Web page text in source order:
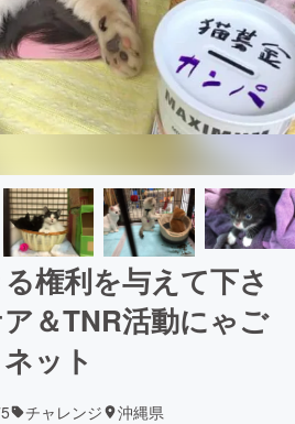
権利を与えて下さ
＆TNR活動にゃご
ネット
チャレンジ 沖縄県